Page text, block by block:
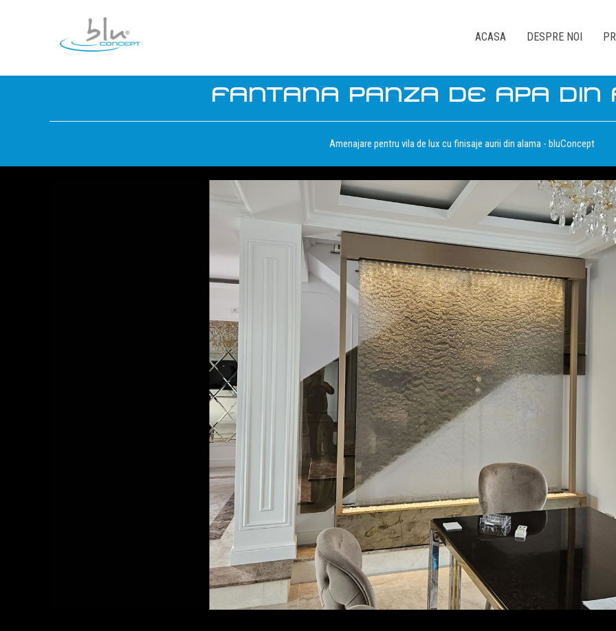
ACASA DESPRE NOI
FANTANA PANZA DE APA DIN
Amenajare pentru vila de lux cu finisaje aurii din alama - bluConcept